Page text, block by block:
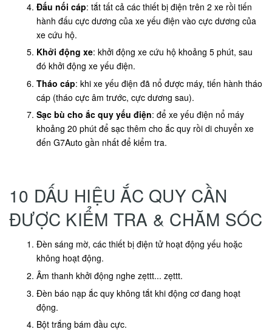
Đấu nối cáp: tắt tất cả các thiết bị điện trên 2 xe rồi tiến
hành đấu cực dương của xe yếu điện vào cực dương của
xe cứu hộ.
Khởi động xe: khởi động xe cứu hộ khoảng 5 phút, sau
đó khởi động xe yếu điện.
Tháo cáp: khi xe yếu điện đã nổ được máy, tiến hành tháo
cáp (tháo cực âm trước, cực dương sau).
Sạc bù cho ắc quy yếu điện: để xe yếu điện nổ máy
khoảng 20 phút để sạc thêm cho ắc quy rồi di chuyển xe
đến G7Auto gần nhất để kiểm tra.
10 DẤU HIỆU ẮC QUY CẦN
ĐƯỢC KIỂM TRA & CHĂM SÓC
Đèn sáng mờ, các thiết bị điện tử hoạt động yếu hoặc
không hoạt động.
Âm thanh khởi động nghe zẹttt... zẹttt.
Đèn báo nạp ắc quy không tắt khi động cơ đang hoạt
động.
Bột trắng bám đầu cực.